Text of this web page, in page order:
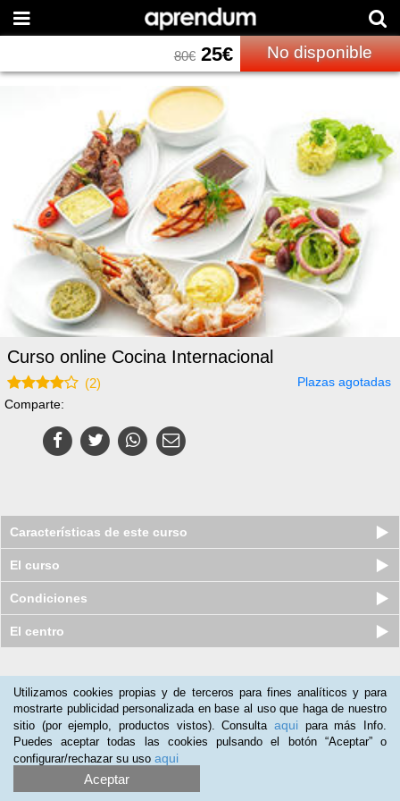
80€25€ No disponible
Curso online Cocina Internacional
(2)
Plazas agotadas
Comparte:
Características de este curso
El curso
Condiciones
El centro
Oarso Sagardotegia(28-01-2019)
Algo flojo
Lucila Contreras
Es excelente y lo recomendaría
Utilizamos cookies propias y de terceros para fines analíticos y para
mostrarte publicidad personalizada en base al uso que haga de nuestro
sitio (por ejemplo, productos vistos). Consulta aqui para más Info.
Puedes aceptar todas las cookies pulsando el botón “Aceptar” o
configurar/rechazar su uso aqui
Aceptar